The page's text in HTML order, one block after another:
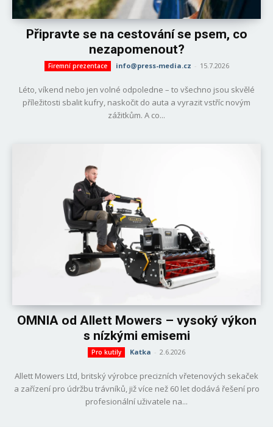
Připravte se na cestování se psem, co
nezapomenout?
Firemní prezentace info@press-media.cz - 15.7.2026
Léto, víkend nebo jen volné odpoledne – to všechno jsou skvělé
příležitosti sbalit kufry, naskočit do auta a vyrazit vstříc novým
zážitkům. A co...
OMNIA od Allett Mowers – vysoký výkon
s nízkými emisemi
Pro kutily Katka - 2.6.2026
Allett Mowers Ltd, britský výrobce precizních vřetenových sekaček
a zařízení pro údržbu trávníků, již více než 60 let dodává řešení pro
profesionální uživatele na...